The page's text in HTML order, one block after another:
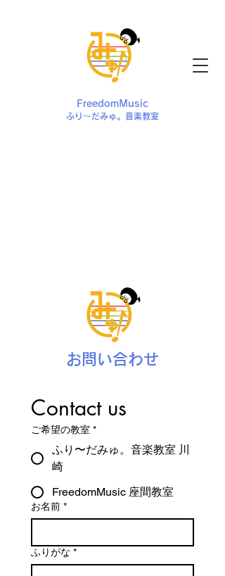
FreedomMusic
ふり〜だみゅ。音楽教室
お問い合わせ
Contact us
ご希望の教室 *
ふり〜だみゅ。音楽教室 川
崎
FreedomMusic 座間教室
お名前 *
ふりがな *